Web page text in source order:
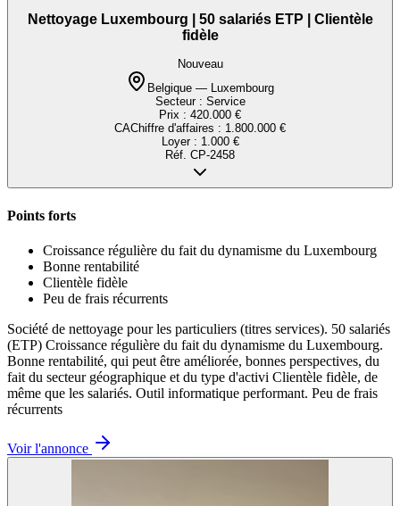
Nettoyage Luxembourg | 50 salariés ETP | Clientèle
fidèle
Nouveau
Belgique — Luxembourg
Secteur : Service
Prix : 420.000 €
CAChiffre d'affaires : 1.800.000 €
Loyer : 1.000 €
Réf. CP-2458
Points forts
Croissance régulière du fait du dynamisme du Luxembourg
Bonne rentabilité
Clientèle fidèle
Peu de frais récurrents
Société de nettoyage pour les particuliers (titres services). 50 salariés
(ETP) Croissance régulière du fait du dynamisme du Luxembourg.
Bonne rentabilité, qui peut être améliorée, bonnes perspectives, du
fait du secteur géographique et du type d'activi Clientèle fidèle, de
même que les salariés. Outil informatique performant. Peu de frais
récurrents
Voir l'annonce